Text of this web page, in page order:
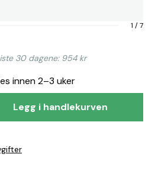
1 /7
30 dagene: 954 kr
innen 2–3 uker
Legg i handlekurven